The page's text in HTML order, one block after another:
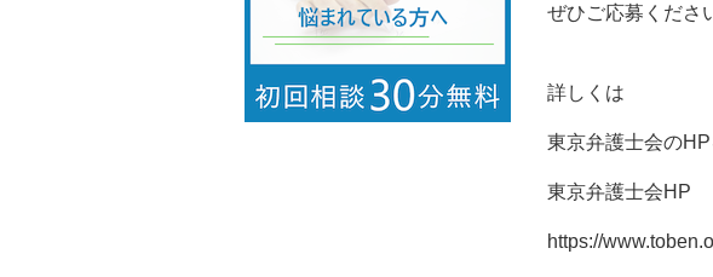
ぜひご応募くださ
詳しくは
東京弁護士会のHP
東京弁護士会HP
https://